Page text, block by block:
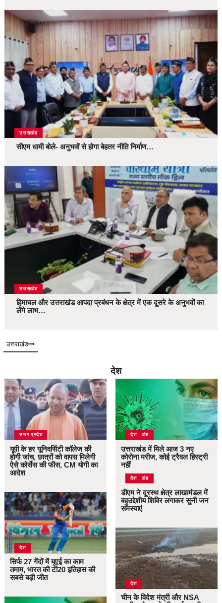
उत्तराखंड
सीएम धामी बोले- अनुभवों से होगा बेहतर नीति निर्माण…
उत्तराखंड
हिमाचल और उत्तराखंड आपदा प्रबंधन के क्षेत्र में एक दूसरे के अनुभवों का
लेंगे लाभ…
उत्तराखंड
देश
उत्तर प्रदेश
यूपी के हर यूनिवर्सिटी कॉलेज की
होगी जांच, छात्रों को वापस मिलेगी
ऐसे कोर्सेस की फीस, CM योगी का
आदेश
देश
सिर्फ 27 गेंदों में यूएई का काम
तमाम, भारत की टी20 इतिहास की
सबसे बड़ी जीत
उत्तराखंड
देश
उत्तराखंड में मिले आज 3 नए
कोरोना मरीज, कोई ट्रैवल हिस्ट्री
नहीं
उत्तराखंड
देश
डीएम ने दूरस्थ क्षेत्र लाखामंडल में
बहुउद्देशीय शिविर लगाकर सुनी जन
समस्याएं
देश
चीन के विदेश मंत्री और NSA